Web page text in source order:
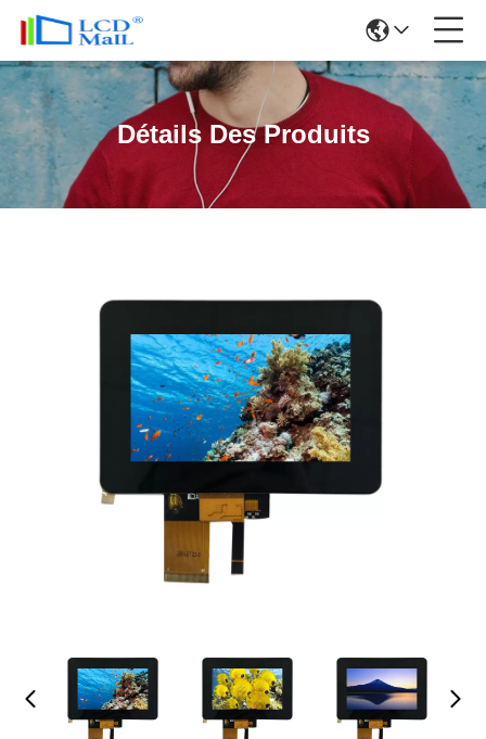
Détails Des Produits